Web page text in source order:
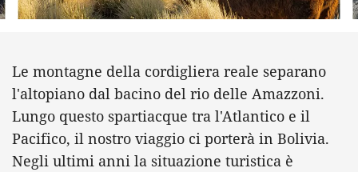
Le montagne della cordigliera reale separano
l'altopiano dal bacino del rio delle Amazzoni.
Lungo questo spartiacque tra l'Atlantico e il
Pacifico, il nostro viaggio ci porterà in Bolivia.
Negli ultimi anni la situazione turistica è